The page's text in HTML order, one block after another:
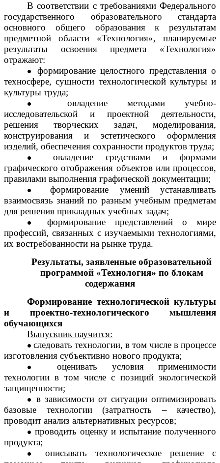
В соответствии с требованиями Федерального
государственного образовательного стандарта
основного общего образования к результатам
предметной области «Технология», планируемые
результаты освоения предмета «Технология»
отражают:
формирование целостного представления о
техносфере, сущности технологической культуры и
культуры труда;
овладение методами учебно-
исследовательской и проектной деятельности,
решения творческих задач, моделирования,
конструирования и эстетического оформления
изделий, обеспечения сохранности продуктов труда;
овладение средствами и формами
графического отображения объектов или процессов,
правилами выполнения графической документации;
формирование умений устанавливать
взаимосвязь знаний по разным учебным предметам
для решения прикладных учебных задач;
формирование представлений о мире
профессий, связанных с изучаемыми технологиями,
их востребованности на рынке труда.
Результаты, заявленные образовательной
программой «Технология» по блокам
содержания
Формирование технологической культуры
и проектно-технологического мышления
обучающихся
Выпускник научится:
следовать технологии, в том числе в процессе
изготовления субъективно нового продукта;
оценивать условия применимости
технологии в том числе с позиций экологической
защищенности;
в зависимости от ситуации оптимизировать
базовые технологии (затратность – качество),
проводит анализ альтернативных ресурсов;
проводить оценку и испытание полученного
продукта;
описывать технологическое решение с